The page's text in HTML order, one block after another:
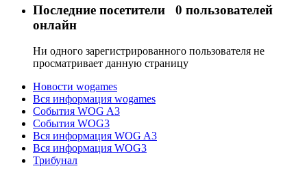
Последние посетители 0 пользователей
онлайн
Ни одного зарегистрированного пользователя не
просматривает данную страницу
Новости wogames
Вся информация wogames
События WOG A3
События WOG3
Вся информация WOG A3
Вся информация WOG3
Трибунал